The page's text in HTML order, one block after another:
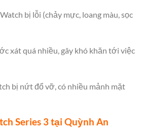
bị lỗi (chảy mực, loang màu, sọc
xát quá nhiều, gây khó khăn tới việc
bị nứt đổ vỡ, có nhiều mảnh mặt
Series 3 tại Quỳnh An